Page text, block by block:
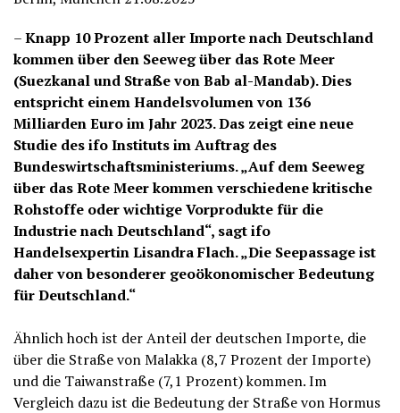
–Knapp 10 Prozent aller Importe nach Deutschland
kommen über den Seeweg über das Rote Meer
(Suezkanal und Straße von Bab al-Mandab). Dies
entspricht einem Handelsvolumen von 136
Milliarden Euro im Jahr 2023. Das zeigt eine neue
Studie des ifo Instituts im Auftrag des
Bundeswirtschaftsministeriums. „Auf dem Seeweg
über das Rote Meer kommen verschiedene kritische
Rohstoffe oder wichtige Vorprodukte für die
Industrie nach Deutschland“, sagt ifo
Handelsexpertin Lisandra Flach. „Die Seepassage ist
daher von besonderer geoökonomischer Bedeutung
für Deutschland.“
Ähnlich hoch ist der Anteil der deutschen Importe, die
über die Straße von Malakka (8,7 Prozent der Importe)
und die Taiwanstraße (7,1 Prozent) kommen. Im
Vergleich dazu ist die Bedeutung der Straße von Hormus